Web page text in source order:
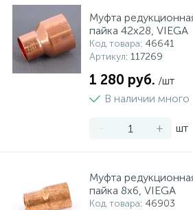
Муфта
пайка 42х28, VIEGA
Код товара: 46641
Артикул: 117269
1 280 руб. /шт
В наличии много
- + шт
Муфта
пайка 8х6, VIEGA
Код товара: 46903